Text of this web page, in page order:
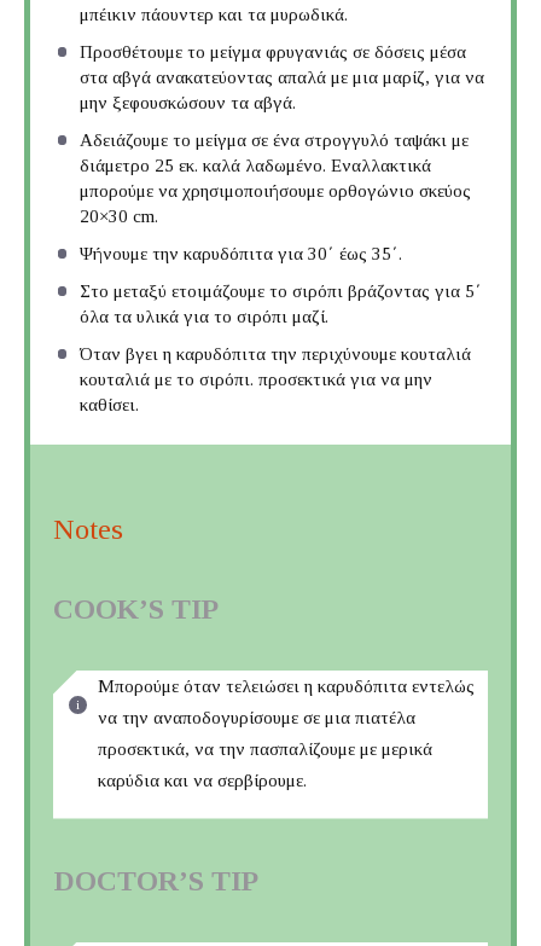
μπέικιν πάουντερ και τα μυρωδικά.
Προσθέτουμε το μείγμα φρυγανιάς σε δόσεις μέσα
στα αβγά ανακατεύοντας απαλά με μια μαρίζ, για να
μην ξεφουσκώσουν τα αβγά.
Αδειάζουμε το μείγμα σε ένα στρογγυλό ταψάκι με
διάμετρο 25 εκ. καλά λαδωμένο. Εναλλακτικά
μπορούμε να χρησιμοποιήσουμε ορθογώνιο σκεύος
20×30 cm.
Ψήνουμε την καρυδόπιτα για 30΄ έως 35΄.
Στο μεταξύ ετοιμάζουμε το σιρόπι βράζοντας για 5΄
όλα τα υλικά για το σιρόπι μαζί.
Όταν βγει η καρυδόπιτα την περιχύνουμε κουταλιά
κουταλιά με το σιρόπι. προσεκτικά για να μην
καθίσει.
Notes
COOK’S TIP
Μπορούμε όταν τελειώσει η καρυδόπιτα εντελώς
να την αναποδογυρίσουμε σε μια πιατέλα
προσεκτικά, να την πασπαλίζουμε με μερικά
καρύδια και να σερβίρουμε.
DOCTOR’S TIP